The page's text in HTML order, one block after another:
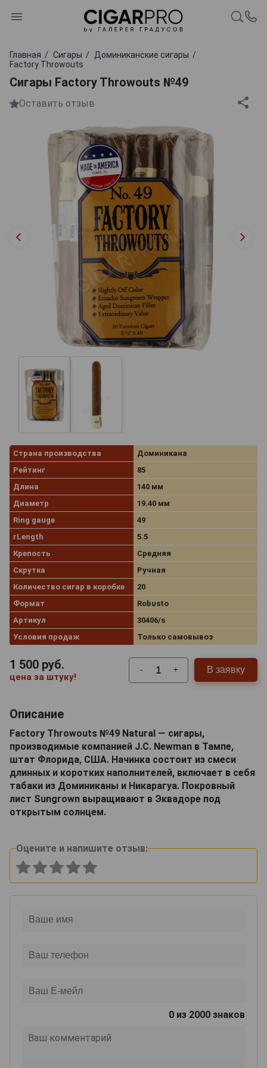
Главная Сигары
Доминиканские сигары
Factory Throwouts
Сигары Factory Throwouts №49
Оставить отзыв
Страна производства
Доминикана
Рейтинг
85
Длина
140 мм
Диаметр
19.40 мм
Ring gauge
49
rLength
5.5
Крепость
Средняя
Скрутка
Ручная
Количество сигар в коробке
20
Формат
Robusto
Артикул
30406/s
Условия продаж
Только самовывоз
1 500 руб.
цена за штуку!
- + В заявку
Описание
Factory Throwouts №49 Natural — сигары,
производимые компанией J.C. Newman в Тампе,
штат Флорида, США. Начинка состоит из смеси
длинных и коротких наполнителей, включает в себя
табаки из Доминиканы и Никарагуа. Покровный
лист Sungrown выращивают в Эквадоре под
открытым солнцем.
Оцените и напишите отзыв:
0 из 2000 знаков